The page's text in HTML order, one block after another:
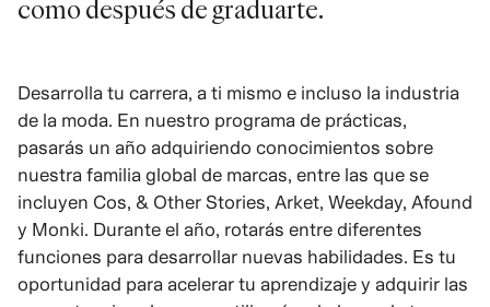
como después de graduarte.
Desarrolla tu carrera, a ti mismo e incluso la industria
de la moda. En nuestro programa de prácticas,
pasarás un año adquiriendo conocimientos sobre
nuestra familia global de marcas, entre las que se
incluyen Cos, & Other Stories, Arket, Weekday, Afound
y Monki. Durante el año, rotarás entre diferentes
funciones para desarrollar nuevas habilidades. Es tu
oportunidad para acelerar tu aprendizaje y adquirir las